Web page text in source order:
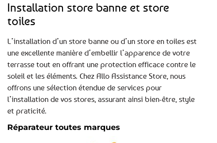
Installation store banne et store
toiles
L’installation d’un store banne ou d’un store en toiles est
une excellente manière d’embellir l’apparence de votre
terrasse tout en offrant une protection efficace contre le
soleil et les éléments. Chez Allo Assistance Store, nous
offrons une sélection étendue de services pour
l’installation de vos stores, assurant ainsi bien-être, style
et praticité.
Réparateur toutes marques